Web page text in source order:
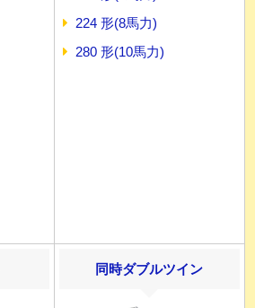
224 形(8馬力)
280 形(10馬力)
同時ダブルツイン